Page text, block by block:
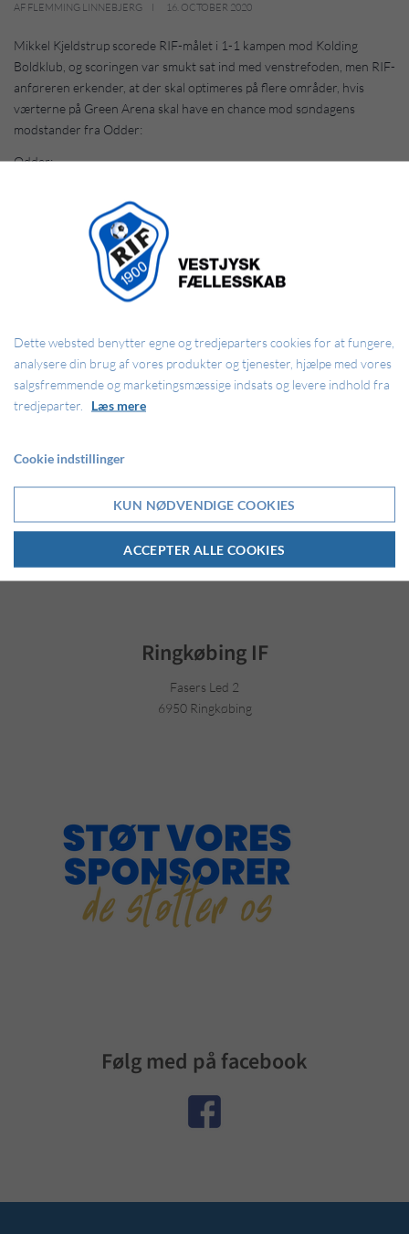
AF FLEMMING LINNEBJERG 16. OCTOBER 2020
Mikkel Kjeldstrup scorede RIF-målet i 1-1 kampen mod Kolding
Boldklub, og scoringen var smukt sat ind med venstrefoden, men RIF-
anføreren erkender, at der skal optimeres på flere områder, hvis
værterne på Green Arena skal have en chance mod søndagens
modstander fra Odder:
Odder:
Elementet er blokeret
Adgangen til elementet er blevet begrænset, da du ikke
foranstaltning er truffet for at overholde gældende
databeskyttelseslovgivning. Du kan få adgang til
elementet ved at acceptere cookies for elementet.
LÆS MERE OM COOKIES
Ringkøbing IF
Fasers Led 2
6950 Ringkøbing
Følg med på facebook
Dette websted benytter egne og tredjeparters cookies for at fungere,
analysere din brug af vores produkter og tjenester, hjælpe med vores
salgsfremmende og marketingsmæssige indsats og levere indhold fra
tredjeparter. Læs mere
Cookie indstillinger
KUN NØDVENDIGE COOKIES
ACCEPTER ALLE COOKIES